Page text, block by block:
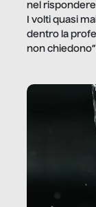
nel
I volti quasi
dentro la
non